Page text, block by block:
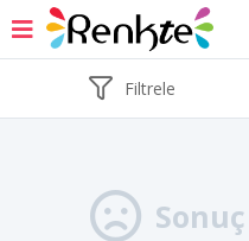
Filtrele